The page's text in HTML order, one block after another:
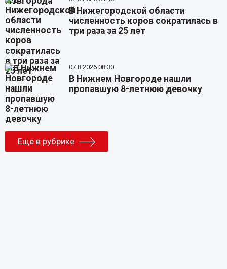
В Нижегородской области
численность коров сократилась в
три раза за 25 лет
07.8.2026 08:30
В Нижнем Новгороде нашли
пропавшую 8-летнюю девочку
Еще в рубрике